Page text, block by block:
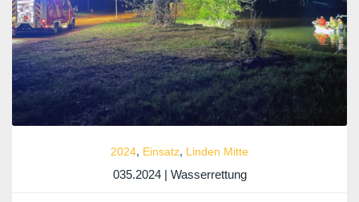
2024, Einsatz, Linden Mitte
035.2024 | Wasserrettung